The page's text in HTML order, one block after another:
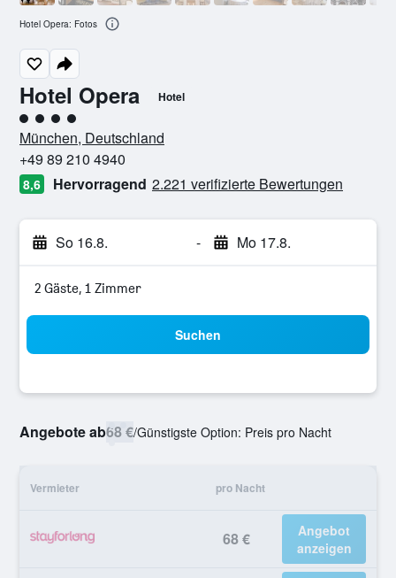
Hotel Opera Hotel
Bewertungskategorie 4
München, Deutschland
+49 89 210 4940
8,6 Hervorragend 2.221 verifizierte Bewertungen
So 16.8. - Mo 17.8.
2 Gäste, 1 Zimmer
Suchen
Angebote ab68 €/Günstigste Option: Preis pro Nacht
Vermieter pro Nacht
68 €
Angebot
anzeigen
Hotel Opera: Fotos